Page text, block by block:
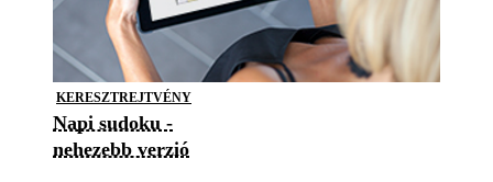
KERESZTREJTVÉNY
Napi sudoku -
nehezebb verzió